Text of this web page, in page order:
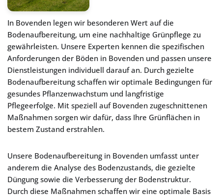
In Bovenden legen wir besonderen Wert auf die
Bodenaufbereitung, um eine nachhaltige Grünpflege zu
gewährleisten. Unsere Experten kennen die spezifischen
Anforderungen der Böden in Bovenden und passen unsere
Dienstleistungen individuell darauf an. Durch gezielte
Bodenaufbereitung schaffen wir optimale Bedingungen für
gesundes Pflanzenwachstum und langfristige
Pflegeerfolge. Mit speziell auf Bovenden zugeschnittenen
Maßnahmen sorgen wir dafür, dass Ihre Grünflächen in
bestem Zustand erstrahlen.
Unsere Bodenaufbereitung in Bovenden umfasst unter
anderem die Analyse des Bodenzustands, die gezielte
Düngung sowie die Verbesserung der Bodenstruktur.
Durch diese Maßnahmen schaffen wir eine optimale Basis